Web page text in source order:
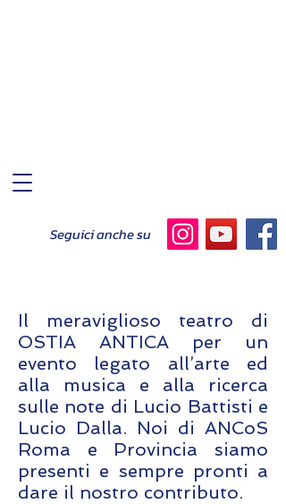
Seguici anche su
Il meraviglioso teatro di
OSTIA ANTICA per un
evento legato all’arte ed
alla musica e alla ricerca
sulle note di Lucio Battisti e
Lucio Dalla. Noi di ANCoS
Roma e Provincia siamo
presenti e sempre pronti a
dare il nostro contributo.